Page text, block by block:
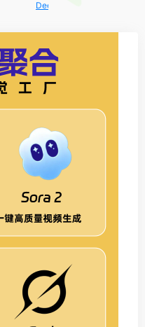
DeepSeek-R1、V3满血版免费